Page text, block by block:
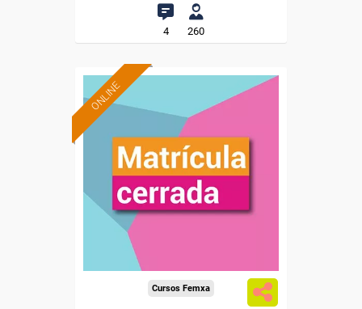
4 260
ONLINE
Cursos Femxa